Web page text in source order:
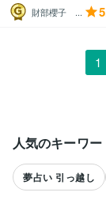
財部櫻子 ...
1
人気のキーワー
夢占い 引っ越し